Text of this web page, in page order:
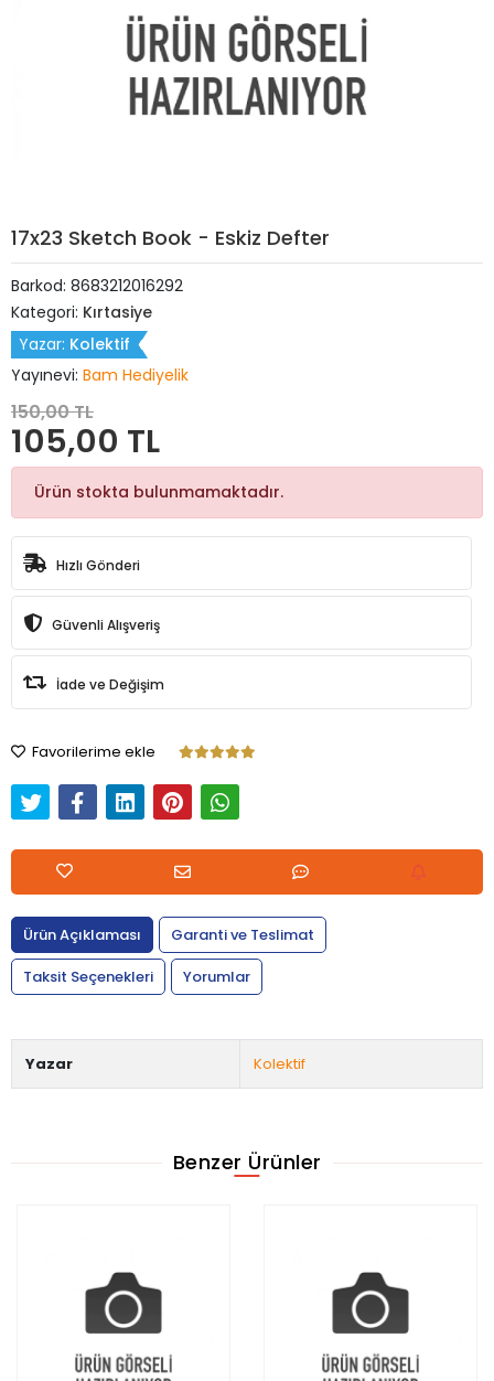
17x23 Sketch Book - Eskiz Defter
Barkod: 8683212016292
Kategori: Kırtasiye
Yazar: Kolektif
Yayınevi: Bam Hediyelik
150,00 TL
105,00 TL
Ürün stokta bulunmamaktadır.
Hızlı Gönderi
Güvenli Alışveriş
İade ve Değişim
Favorilerime ekle
Ürün Açıklaması
Garanti ve Teslimat
Taksit Seçenekleri
Yorumlar
Yazar Kolektif
Benzer Ürünler